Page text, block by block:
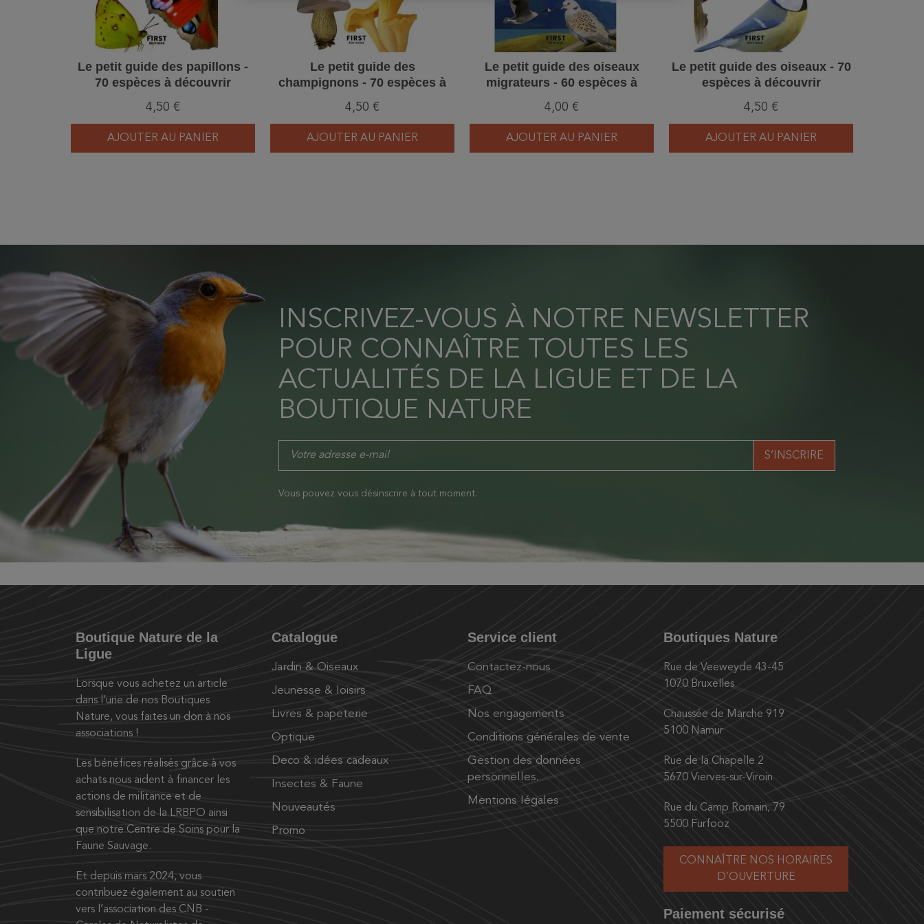
Le petit guide des papillons -
70 espèces à découvrir
4,50 €
AJOUTER AU PANIER
Le petit guide des
champignons - 70 espèces à
4,50 €
AJOUTER AU PANIER
Le petit guide des oiseaux
migrateurs - 60 espèces à
4,00 €
AJOUTER AU PANIER
Le petit guide des oiseaux - 70
espèces à découvrir
4,50 €
AJOUTER AU PANIER
INSCRIVEZ-VOUS À NOTRE NEWSLETTER
POUR CONNAÎTRE TOUTES LES
ACTUALITÉS DE LA LIGUE ET DE LA
BOUTIQUE NATURE
Vous pouvez vous désinscrire à tout moment.
Boutique Nature de la
Ligue
Lorsque vous achetez un article
dans l’une de nos Boutiques
Nature, vous faites un don à nos
associations !
Les bénéfices réalisés grâce à vos
achats nous aident à financer les
actions de militance et de
sensibilisation de la LRBPO ainsi
que notre Centre de Soins pour la
Faune Sauvage.
Et depuis mars 2024, vous
contribuez également au soutien
vers l’association des CNB -
Catalogue
Jardin & Oiseaux
Jeunesse & loisirs
Livres & papeterie
Optique
Deco & idées cadeaux
Insectes & Faune
Nouveautés
Promo
Service client
Contactez-nous
FAQ
Nos engagements
Conditions générales de vente
Gestion des données
personnelles.
Mentions légales
Boutiques Nature
Rue de Veeweyde 43-45
1070 Bruxelles
Chaussée de Marche 919
5100 Namur
Rue de la Chapelle 2
5670 Vierves-sur-Viroin
Rue du Camp Romain, 79
5500 Furfooz
CONNAÎTRE NOS HORAIRES
D’OUVERTURE
Paiement sécurisé